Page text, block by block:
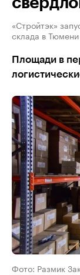
«Стройтэк»
склада в Тюмени
Площади в
Фото: Размик